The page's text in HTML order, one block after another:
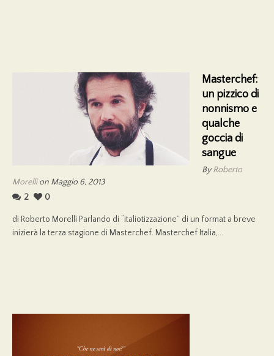
Masterchef:
un pizzico di
nonnismo e
qualche
goccia di
sangue
ByRoberto
Morellion Maggio 6, 2013
2
0
di Roberto Morelli Parlando di “italiotizzazione” di un format a breve
inizierà la terza stagione di Masterchef. Masterchef Italia,...